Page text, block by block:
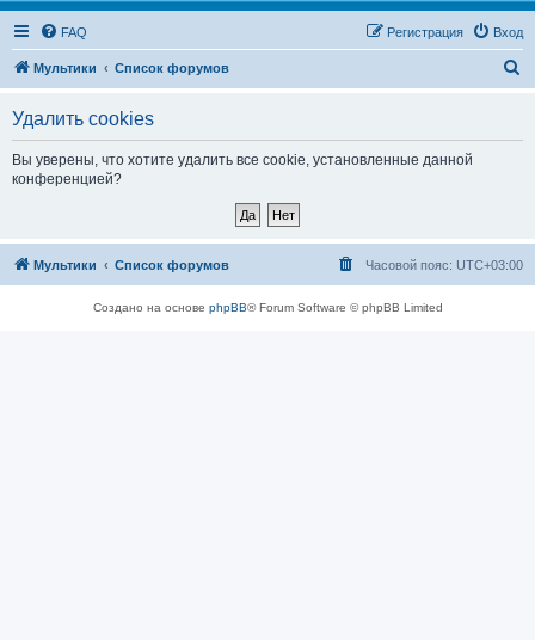
FAQ Вход
Регистрация
Мультики Список форумов
Удалить cookies
Вы уверены, что хотите удалить все cookie, установленные данной
конференцией?
Мультики Список форумов Часовой пояс: UTC+03:00
Создано на основе phpBB® Forum Software © phpBB Limited